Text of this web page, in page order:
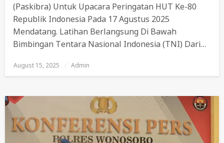
(Paskibra) Untuk Upacara Peringatan HUT Ke-80
Republik Indonesia Pada 17 Agustus 2025
Mendatang. Latihan Berlangsung Di Bawah
Bimbingan Tentara Nasional Indonesia (TNI) Dari…
Posted
On
August 15, 2025 Admin